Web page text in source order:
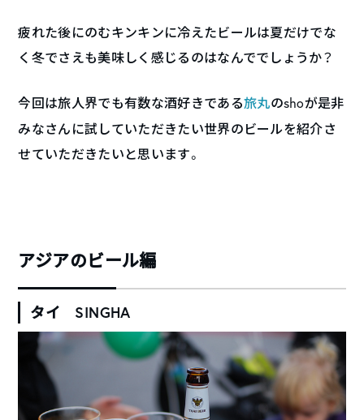
疲れた後にのむキンキンに冷えたビールは夏だけでな
く冬でさえも美味しく感じるのはなんででしょうか？
今回は旅人界でも有数な酒好きである旅丸のshoが是非
みなさんに試していただきたい世界のビールを紹介さ
せていただきたいと思います。
アジアのビール編
タイ SINGHA